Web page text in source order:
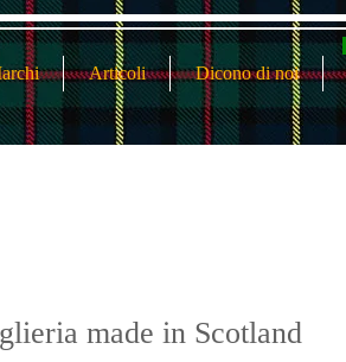
Articoli Dicono di noi
made in Scotland